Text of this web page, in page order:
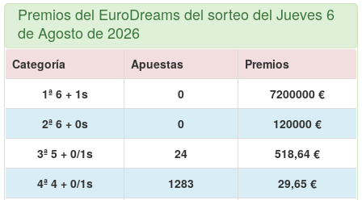
Premios del EuroDreams del sorteo del Jueves 6
de Agosto de 2026
Categoría Apuestas
Premios
1ª 6 + 1s
0
7200000 €
2ª 6 + 0s
0
120000 €
3ª 5 + 0/1s
24
518,64 €
4ª 4 + 0/1s
1283
29,65 €